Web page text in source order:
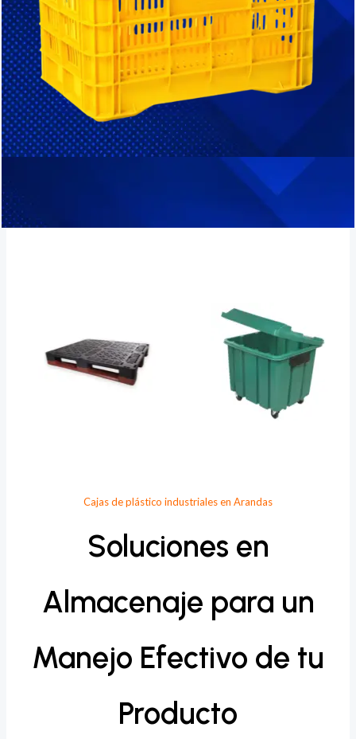
Cajas de plástico industriales en Arandas
Soluciones en
Almacenaje para un
Manejo Efectivo de tu
Producto